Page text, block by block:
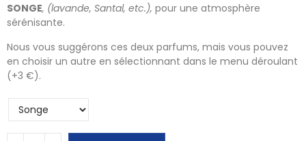
SONGE, (lavande, Santal, etc.), pour une atmosphère
sérénisante.
Nous vous suggérons ces deux parfums, mais vous pouvez
en choisir un autre en sélectionnant dans le menu déroulant
(+3 €).